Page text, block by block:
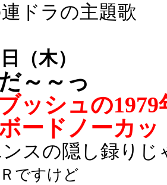
ドラの主題歌
（木）
～～っ
ッシュの
ードノーカッ
スの隠し録りじ
ですけど